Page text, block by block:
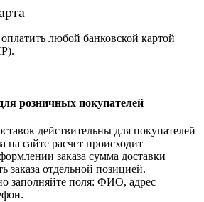
любой банковской картой
розничных покупателей
действительны для покупателей
на сайте расчет происходит
заказа сумма доставки
заказа отдельной позицией.
заполняйте поля: ФИО, адрес